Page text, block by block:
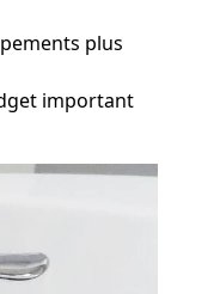
plus
important